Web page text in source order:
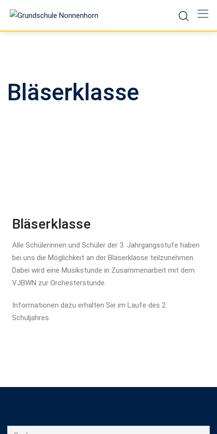
Bläserklasse
Bläserklasse
Alle Schülerinnen und Schüler der 3. Jahrgangsstufe haben
bei uns die Möglichkeit an der Bläserklasse teilzunehmen.
Dabei wird eine Musikstunde in Zusammenarbeit mit dem
VJBWN zur Orchesterstunde.
Informationen dazu erhalten Sie im Laufe des 2.
Schuljahres.